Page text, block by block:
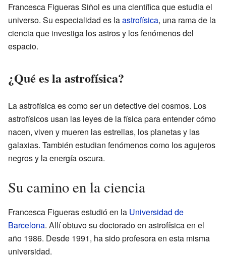
Francesca Figueras Siñol es una científica que estudia el
universo. Su especialidad es laastrofísica, una rama de la
ciencia que investiga los astros y los fenómenos del
espacio.
¿Qué es la astrofísica?
La astrofísica es como ser un detective del cosmos. Los
astrofísicos usan las leyes de la física para entender cómo
nacen, viven y mueren las estrellas, los planetas y las
galaxias. También estudian fenómenos como los agujeros
negros y la energía oscura.
Su camino en la ciencia
Francesca Figueras estudió en la Universidad de
Barcelona. Allí obtuvo su doctorado en astrofísica en el
año 1986. Desde 1991, ha sido profesora en esta misma
universidad.